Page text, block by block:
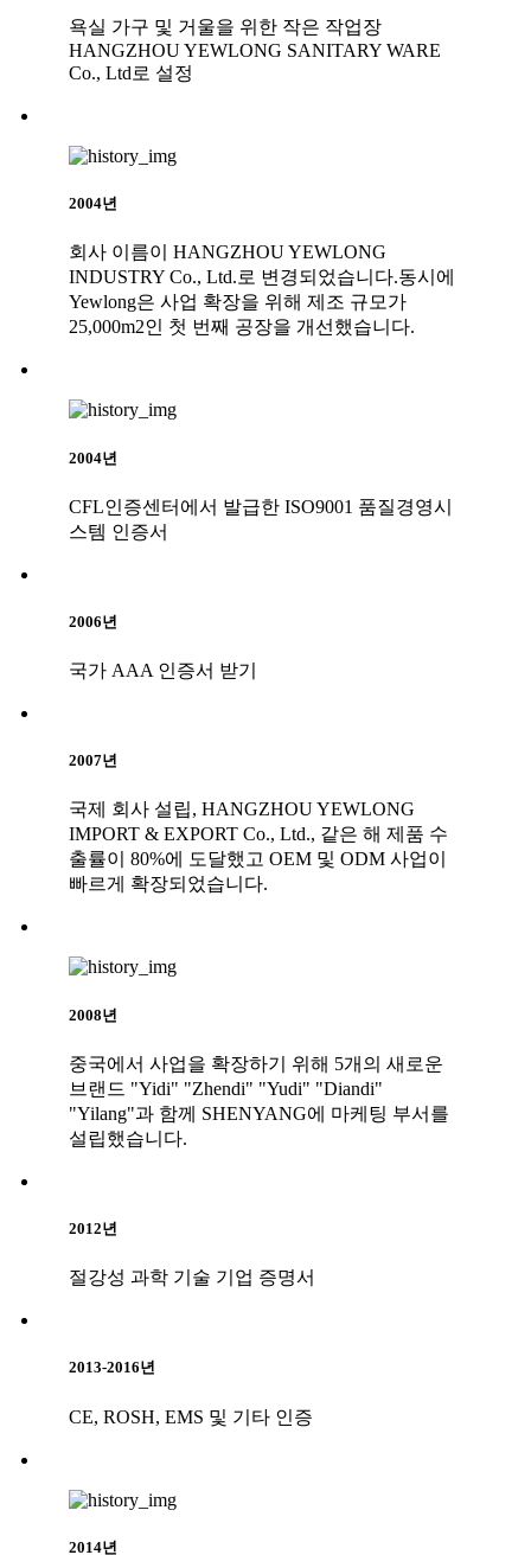
욕실 가구 및 거울을 위한 작은 작업장
HANGZHOU YEWLONG SANITARY WARE
Co., Ltd로 설정
2004년
회사 이름이 HANGZHOU YEWLONG
INDUSTRY Co., Ltd.로 변경되었습니다.동시에
Yewlong은 사업 확장을 위해 제조 규모가
25,000m2인 첫 번째 공장을 개선했습니다.
2004년
CFL인증센터에서 발급한 ISO9001 품질경영시
스템 인증서
2006년
국가 AAA 인증서 받기
2007년
국제 회사 설립, HANGZHOU YEWLONG
IMPORT & EXPORT Co., Ltd., 같은 해 제품 수
출률이 80%에 도달했고 OEM 및 ODM 사업이
빠르게 확장되었습니다.
2008년
중국에서 사업을 확장하기 위해 5개의 새로운
브랜드 "Yidi" "Zhendi" "Yudi" "Diandi"
"Yilang"과 함께 SHENYANG에 마케팅 부서를
설립했습니다.
2012년
절강성 과학 기술 기업 증명서
2013-2016년
CE, ROSH, EMS 및 기타 인증
2014년